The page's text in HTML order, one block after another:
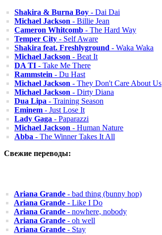
Shakira & Burna Boy - Dai Dai
Michael Jackson - Billie Jean
Cameron Whitcomb - The Hard Way
Temper City - Self Aware
Shakira feat. Freshlyground - Waka Waka
Michael Jackson - Beat It
DA TI - Take Me There
Rammstein - Du Hast
Michael Jackson - They Don't Care About Us
Michael Jackson - Dirty Diana
Dua Lipa - Training Season
Eminem - Just Lose It
Lady Gaga - Paparazzi
Michael Jackson - Human Nature
Abba - The Winner Takes It All
Свежие переводы:
Ariana Grande - bad thing (bunny hop)
Ariana Grande - Like I Do
Ariana Grande - nowhere, nobody
Ariana Grande - oh well
Ariana Grande - Stay